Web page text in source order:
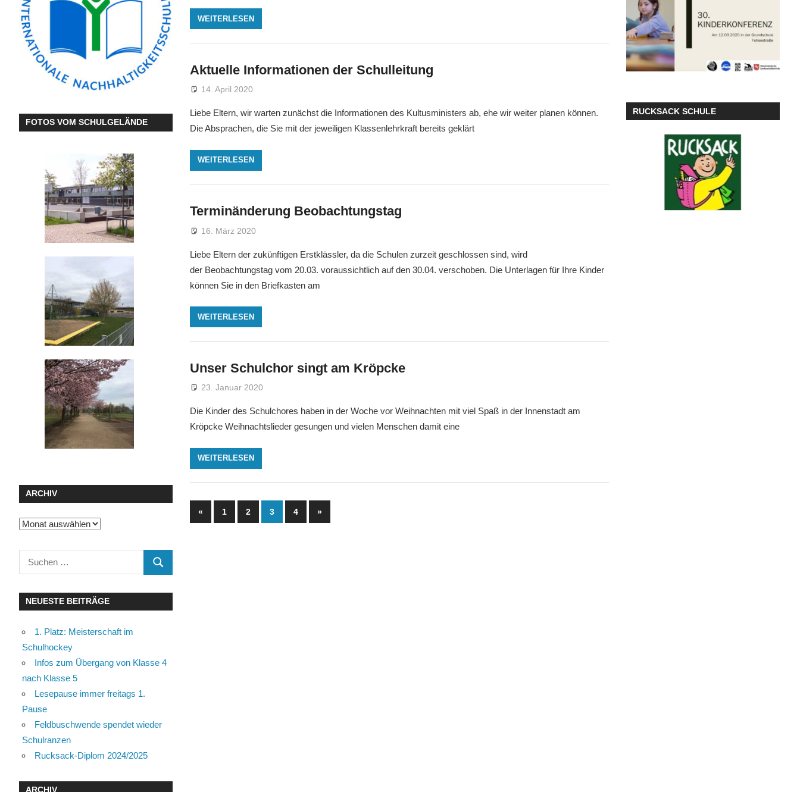
WEITERLESEN
Aktuelle Informationen der Schulleitung
14. April 2020
Liebe Eltern, wir warten zunächst die Informationen des Kultusministers ab, ehe wir weiter planen können.
Die Absprachen, die Sie mit der jeweiligen Klassenlehrkraft bereits geklärt
WEITERLESEN
Terminänderung Beobachtungstag
16. März 2020
Liebe Eltern der zukünftigen Erstklässler, da die Schulen zurzeit geschlossen sind, wird
der Beobachtungstag vom 20.03. voraussichtlich auf den 30.04. verschoben. Die Unterlagen für Ihre Kinder
können Sie in den Briefkasten am
WEITERLESEN
Unser Schulchor singt am Kröpcke
23. Januar 2020
Die Kinder des Schulchores haben in der Woche vor Weihnachten mit viel Spaß in der Innenstadt am
Kröpcke Weihnachtslieder gesungen und vielen Menschen damit eine
WEITERLESEN
Seitennummerierung
« Vorherige
Beiträge
1 2 3 4
Nächste
Beiträge
»
FOTOS VOM SCHULGELÄNDE
ARCHIV
Archiv
Suchen
nach:
SUCHEN
NEUESTE BEITRÄGE
1. Platz: Meisterschaft im
Schulhockey
Infos zum Übergang von Klasse 4
nach Klasse 5
Lesepause immer freitags 1.
Pause
Feldbuschwende spendet wieder
Schulranzen
Rucksack-Diplom 2024/2025
ARCHIV
RUCKSACK SCHULE